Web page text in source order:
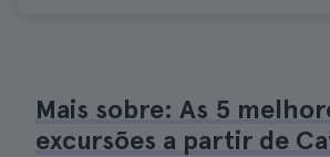
Mais sobre: As 5
excursões a partir de